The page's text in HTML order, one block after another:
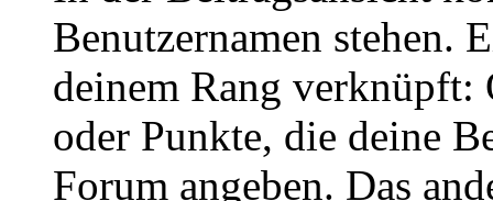
Benutzernamen stehen.
deinem Rang verknüpft:
oder Punkte, die deine
Forum angeben. Das